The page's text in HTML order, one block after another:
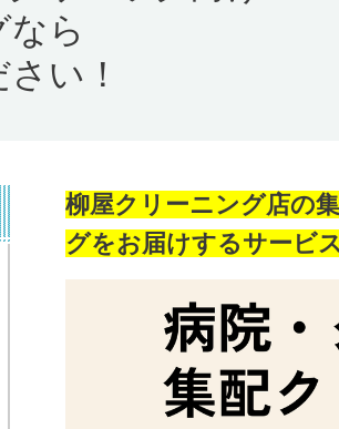
ら
い！
柳屋クリーニング店の
グをお届けするサービス